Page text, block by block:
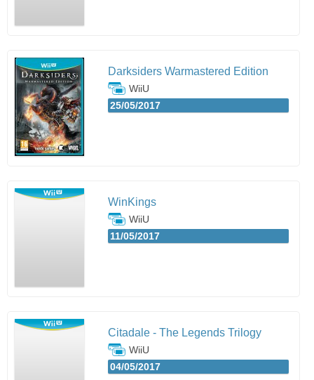
Darksiders Warmastered Edition
WiiU
25/05/2017
WinKings
WiiU
11/05/2017
Citadale - The Legends Trilogy
WiiU
04/05/2017